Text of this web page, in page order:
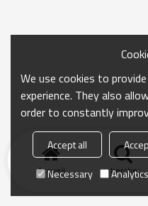
Accueil chercher
We use cookies to
experience. They also
order to constantly
Accept all
Necessary
Analytics